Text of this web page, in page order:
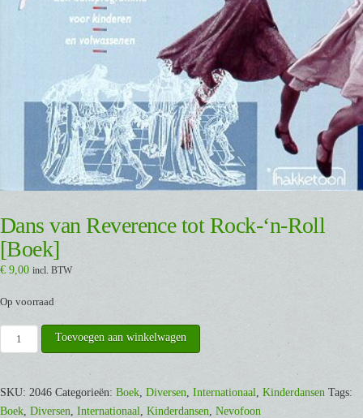
Dans van Reverence tot Rock-‘n-Roll
[Boek]
€ 9,00 incl. BTW
Op voorraad
Dans
van
tot
Rock-
Toevoegen aan winkelwagen
SKU: 2046 Categorieën: Boek Diversen Internationaal Kinderdansen Tags:
Boek Diversen Internationaal Kinderdansen Nevofoon